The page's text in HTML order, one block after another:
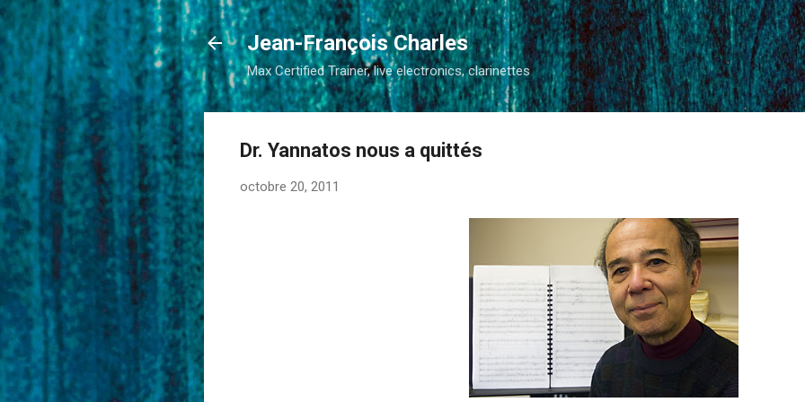
Accéder au contenu principal
Jean-François Charles
Max Certified Trainer, live electronics, clarinettes
Dr. Yannatos nous a quittés
octobre 20, 2011